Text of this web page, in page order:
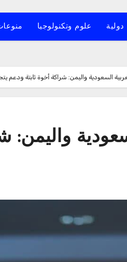
دولية علوم وتكنولوجيا
السعودية واليمن: شراكة أخوة ثابتة ودعم
واليمن: